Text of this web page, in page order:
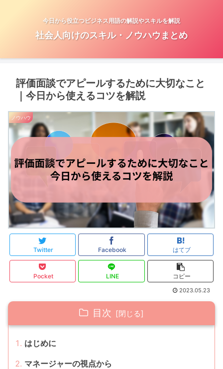
今日から役立つビジネス用語の解説やスキルを解説
社会人向けのスキル・ノウハウまとめ
評価面談でアピールするために大切なこと
｜今日から使えるコツを解説
ノウハウ
Twitter Facebook はてブ
Pocket LINE コピー
2023.05.23
目次
はじめに
マネージャーの視点から